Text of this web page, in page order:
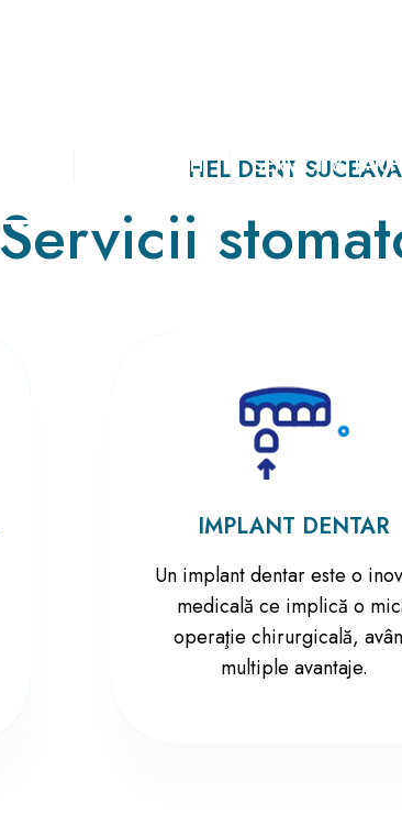
SPECIALIȘTII SERVICII & TARIFE
HEL DENT SUCEAVA
Servicii
IMPLANT DENTAR
Un implant dentar este o
medicală ce implică o
operaţie chirurgicală,
multiple avantaje.